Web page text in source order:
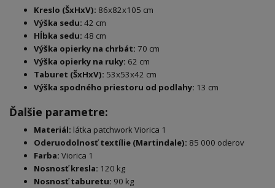
Kreslo (ŠxHxV): 86x82x105 cm
Výška sedu: 42 cm
Hĺbka sedu: 48 cm
Výška opierky na chrbát: 70 cm
Výška opierky na ruky: 62 cm
Taburet (ŠxHxV): 53x53x42 cm
Výška spodného priestoru od podlahy: 13 cm
Ďalšie parametre:
Materiál: látka patchwork Viorica 1
Oderuodolnosť textílie (Martindale): 85 000 oderov
Farba: Viorica 1
Nosnosť kresla: 120 kg
Nosnosť taburetu: 90 kg